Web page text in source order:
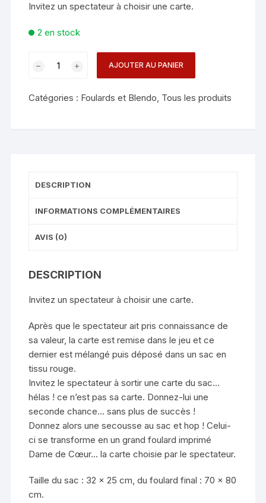
Invitez un spectateur à choisir une carte.
2 en stock
BLENDO
AJOUTER AU PANIER
Catégories : Foulards et Blendo, Tous les produits
DESCRIPTION
INFORMATIONS COMPLÉMENTAIRES
AVIS (0)
DESCRIPTION
Invitez un spectateur à choisir une carte.
Après que le spectateur ait pris connaissance de
sa valeur, la carte est remise dans le jeu et ce
dernier est mélangé puis déposé dans un sac en
tissu rouge.
Invitez le spectateur à sortir une carte du sac…
hélas ! ce n’est pas sa carte. Donnez-lui une
seconde chance… sans plus de succès !
Donnez alors une secousse au sac et hop ! Celui-
ci se transforme en un grand foulard imprimé
Dame de Cœur… la carte choisie par le spectateur.
Taille du sac : 32 x 25 cm, du foulard final : 70 x 80
cm.